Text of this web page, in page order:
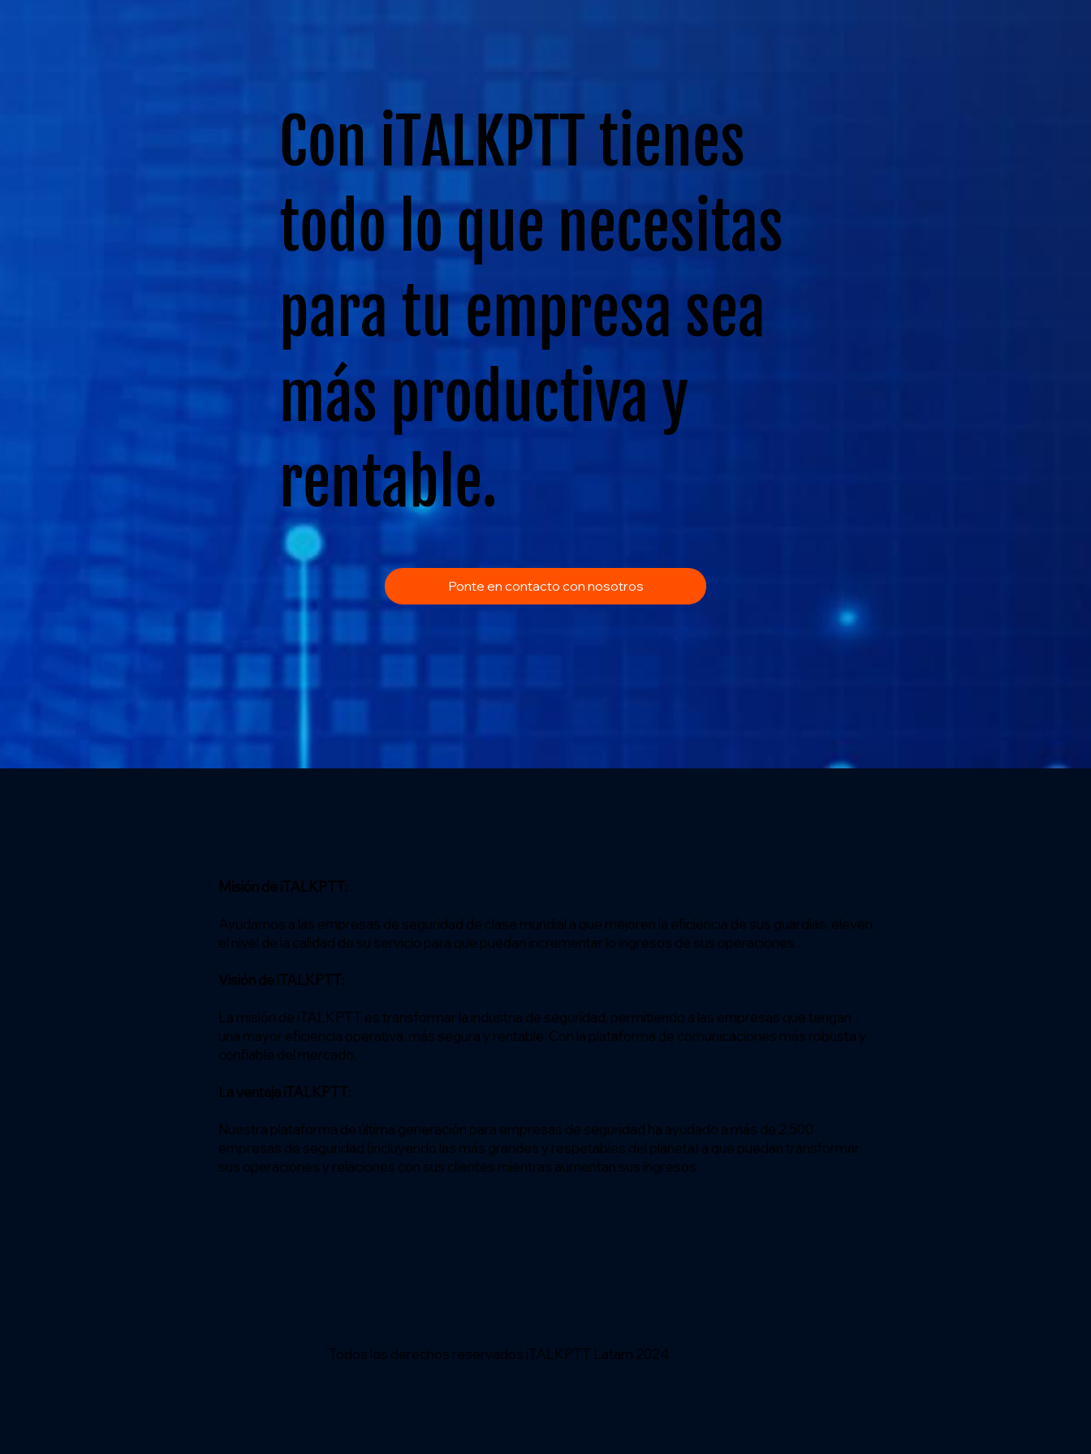
Con iTALKPTT tienes
todo lo que necesitas
para tu empresa sea
más productiva y
rentable.
Ponte en contacto con nosotros
Misión de iTALKPTT:
Ayudamos a las empresas de seguridad de clase mundial a que mejoren la eficiencia de sus guardias, eleven
el nivel de la calidad de su servicio para que puedan incrementar lo ingresos de sus operaciones.
Visión de iTALKPTT:
La misión de iTALKPTT es transformar la industria de seguridad, permitiendo a las empresas que tengan
una mayor eficiencia operativa, más segura y rentable. Con la plataforma de comunicaciones más robusta y
confiable del mercado.
La ventaja iTALKPTT:
Nuestra plataforma de última generación para empresas de seguridad ha ayudado a más de 2,500
empresas de seguridad (incluyendo las más grandes y respetables del planeta) a que puedan transformar
sus operaciones y relaciones con sus clientes mientras aumentan sus ingresos.
Todos los derechos reservados iTALKPTT Latam 2024